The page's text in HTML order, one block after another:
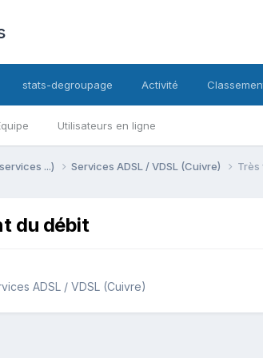
Utilisateurs en ligne
stats-degroupage Activité
...) Services ADSL / VDSL (Cuivre) Très
du débit
ADSL / VDSL (Cuivre)